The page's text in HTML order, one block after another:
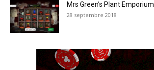
Mrs Green’s Plant Emporium
28 septembre 2018